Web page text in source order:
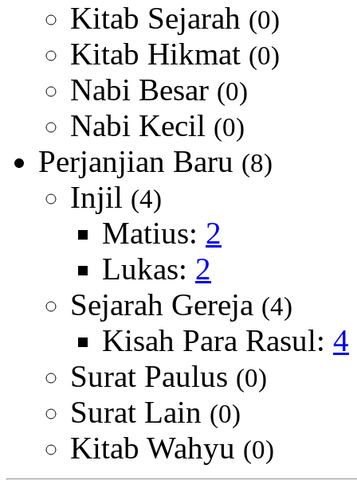
Kitab Sejarah (0)
Kitab Hikmat (0)
Nabi Besar (0)
Nabi Kecil (0)
Perjanjian Baru (8)
Injil (4)
Matius: 2
Lukas: 2
Sejarah Gereja (4)
Kisah Para Rasul: 4
Surat Paulus (0)
Surat Lain (0)
Kitab Wahyu (0)